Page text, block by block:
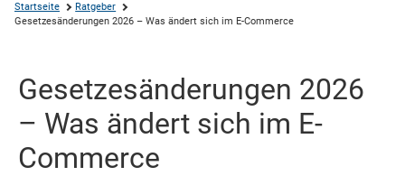
Startseite
Ratgeber
Gesetzesänderungen 2026 – Was ändert sich im E-Commerce
Gesetzes­änderungen 2026
– Was ändert sich im E-
Commerce